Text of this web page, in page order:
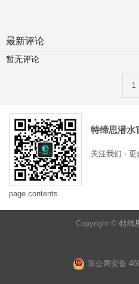
最新评论
暂无评论
1
特缔思潜水
关注我们 ·
page contents
Copyright © 特缔
琼公网安备